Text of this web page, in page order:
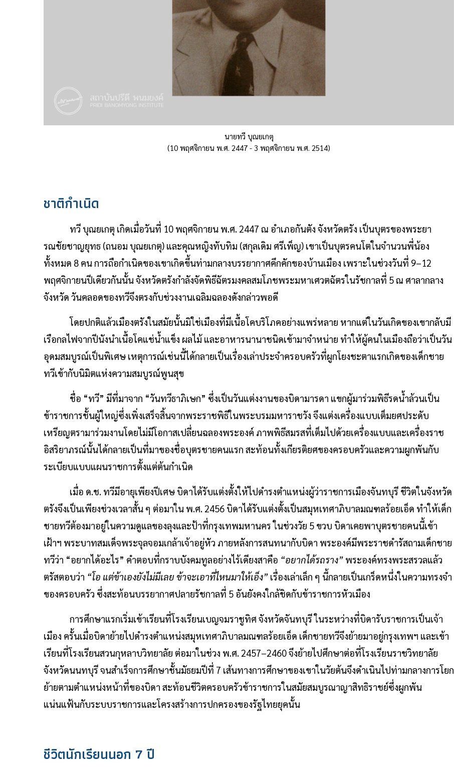
นายทวี บุณยเกตุ
(10 พฤศจิกายน พ.ศ. 2447 - 3 พฤศจิกายน พ.ศ. 2514)
ชาติกำเนิด
ทวี บุณยเกตุ เกิดเมื่อวันที่ 10 พฤศจิกายน พ.ศ. 2447 ณ อำเภอกันตัง จังหวัดตรัง เป็นบุตรของพระยา
รณชัยชาญยุทธ (ถนอม บุณยเกตุ) และคุณหญิงทับทิม (สกุลเดิม ศรีเพ็ญ) เขาเป็นบุตรคนโตในจำนวนพี่น้อง
ทั้งหมด 8 คน การถือกำเนิดของเขาเกิดขึ้นท่ามกลางบรรยากาศคึกคักของบ้านเมือง เพราะในช่วงวันที่ 9–12
พฤศจิกายนปีเดียวกันนั้น จังหวัดตรังกำลังจัดพิธีฉัตรมงคลสมโภชพระมหาเศวตฉัตรในรัชกาลที่ 5 ณ ศาลากลาง
จังหวัด วันคลอดของทวีจึงตรงกับช่วงงานเฉลิมฉลองดังกล่าวพอดี
โดยปกติแล้วเมืองตรังในสมัยนั้นมิใช่เมืองที่มีเนื้อโคบริโภคอย่างแพร่หลาย หากแต่ในวันเกิดของเขากลับมี
เรือกลไฟจากปีนังนำเนื้อโคแช่น้ำแข็ง ผลไม้ และอาหารนานาชนิดเข้ามาจำหน่าย ทำให้ผู้คนในเมืองถือว่าเป็นวัน
อุดมสมบูรณ์เป็นพิเศษ เหตุการณ์เช่นนี้ได้กลายเป็นเรื่องเล่าประจำครอบครัวที่ผูกโยงชะตาแรกเกิดของเด็กชาย
ทวีเข้ากับนิมิตแห่งความสมบูรณ์พูนสุข
ชื่อ “ทวี” มีที่มาจาก “วันทวีธาภิเษก” ซึ่งเป็นวันแต่งงานของบิดามารดา แขกผู้มาร่วมพิธีรดน้ำล้วนเป็น
ข้าราชการชั้นผู้ใหญ่ซึ่งเพิ่งเสร็จสิ้นจากพระราชพิธีในพระบรมมหาราชวัง จึงแต่งเครื่องแบบเต็มยศประดับ
เหรียญตรามาร่วมงานโดยไม่มีโอกาสเปลี่ยนฉลองพระองค์ ภาพพิธีสมรสที่เต็มไปด้วยเครื่องแบบและเครื่องราช
อิสริยาภรณ์นั้นได้กลายเป็นที่มาของชื่อบุตรชายคนแรก สะท้อนทั้งเกียรติยศของครอบครัวและความผูกพันกับ
ระเบียบแบบแผนราชการตั้งแต่ต้นกำเนิด
เมื่อ ด.ช. ทวีมีอายุเพียงปีเศษ บิดาได้รับแต่งตั้งให้ไปดำรงตำแหน่งผู้ว่าราชการเมืองจันทบุรี ชีวิตในจังหวัด
ตรังจึงเป็นเพียงช่วงเวลาสั้น ๆ ต่อมาใน พ.ศ. 2456 บิดาได้รับแต่งตั้งเป็นสมุหเทศาภิบาลมณฑลร้อยเอ็ด ทำให้เด็ก
ชายทวีต้องมาอยู่ในความดูแลของลุงและป้าที่กรุงเทพมหานคร ในช่วงวัย 5 ขวบ บิดาเคยพาบุตรชายคนนี้เข้า
เฝ้าฯ พระบาทสมเด็จพระจุลจอมเกล้าเจ้าอยู่หัว ภายหลังการสนทนากับบิดา พระองค์มีพระราชดำรัสถามเด็กชาย
ทวีว่า “อยากได้อะไร” คำตอบที่กราบบังคมทูลอย่างไร้เดียงสาคือ “อยากได้รถราง” พระองค์ทรงพระสรวลแล้ว
ตรัสตอบว่า “โอ แต่ข้าเองยังไม่มีเลย ข้าจะเอาที่ไหนมาให้เอ็ง” เรื่องเล่าเล็ก ๆ นี้กลายเป็นเกร็ดหนึ่งในความทรงจำ
ของครอบครัว ซึ่งสะท้อนบรรยากาศปลายรัชกาลที่ 5 อันยังคงใกล้ชิดกับข้าราชการหัวเมือง
การศึกษาแรกเริ่มเข้าเรียนที่โรงเรียนเบญจมราชูทิศ จังหวัดจันทบุรี ในระหว่างที่บิดารับราชการเป็นเจ้า
เมือง ครั้นเมื่อบิดาย้ายไปดำรงตำแหน่งสมุหเทศาภิบาลมณฑลร้อยเอ็ด เด็กชายทวีจึงย้ายมาอยู่กรุงเทพฯ และเข้า
เรียนที่โรงเรียนสวนกุหลาบวิทยาลัย ต่อมาในช่วง พ.ศ. 2457–2460 จึงย้ายไปศึกษาต่อที่โรงเรียนราชวิทยาลัย
จังหวัดนนทบุรี จนสำเร็จการศึกษาชั้นมัธยมปีที่ 7 เส้นทางการศึกษาของเขาในวัยต้นจึงดำเนินไปท่ามกลางการโยก
ย้ายตามตำแหน่งหน้าที่ของบิดา สะท้อนชีวิตครอบครัวข้าราชการในสมัยสมบูรณาญาสิทธิราชย์ซึ่งผูกพัน
แน่นแฟ้นกับระบบราชการและโครงสร้างการปกครองของรัฐไทยยุคนั้น
ชีวิตนักเรียนนอก 7 ปี